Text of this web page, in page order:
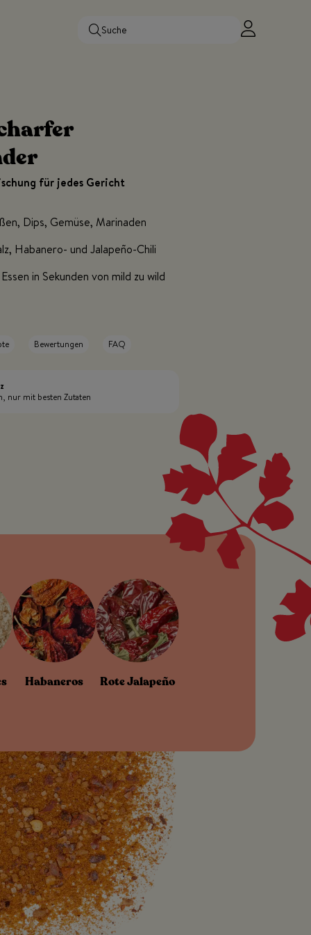
für jedes Gericht
Dips, Gemüse, Marinaden
Habanero- und Jalapeño-Chili
in Sekunden von mild zu wild
Bewertungen FAQ
nur mit besten Zutaten
Habaneros Rote Jalapeño